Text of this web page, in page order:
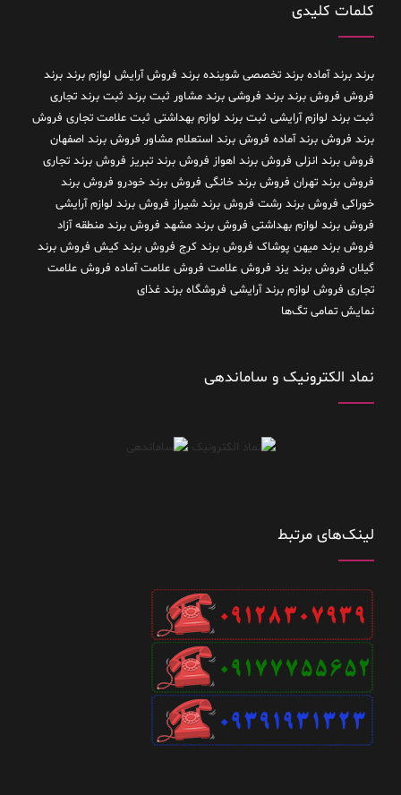
کلمات کلیدی
برند برند آماده برند تخصصی شوینده برند فروش آرایش لوازم برند برند
فروش فروش برند برند فروشی برند مشاور ثبت برند ثبت برند تجاری
ثبت برند لوازم آرایشی ثبت برند لوازم بهداشتی ثبت علامت تجاری فروش
برند فروش برند آماده فروش برند استعلام مشاور فروش برند اصفهان
فروش برند انزلی فروش برند اهواز فروش برند تبریز فروش برند تجاری
فروش برند تهران فروش برند خانگی فروش برند خودرو فروش برند
خوراکی فروش برند رشت فروش برند شیراز فروش برند لوازم آرایشی
فروش برند لوازم بهداشتی فروش برند مشهد فروش برند منطقه آزاد
فروش برند میهن پوشاک فروش برند کرج فروش برند کیش فروش برند
گیلان فروش برند یزد فروش علامت فروش علامت آماده فروش علامت
تجاری فروش لوازم برند آرایشی فروشگاه برند غذای
نمایش تمامی تگ‌ها
نماد الکترونیک و ساماندهی
لینک‌های مرتبط